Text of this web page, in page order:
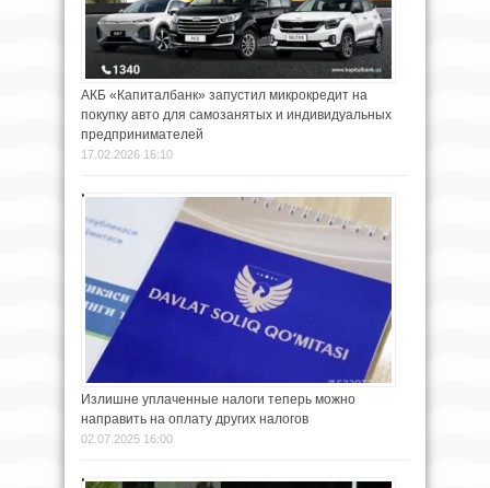
АКБ «Капиталбанк» запустил микрокредит на
покупку авто для самозанятых и индивидуальных
предпринимателей
17.02.2026 16:10
Излишне уплаченные налоги теперь можно
направить на оплату других налогов
02.07.2025 16:00